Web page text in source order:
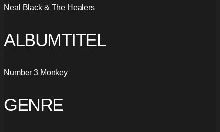
Neal Black & The Healers
ALBUMTITEL
Number 3 Monkey
GENRE